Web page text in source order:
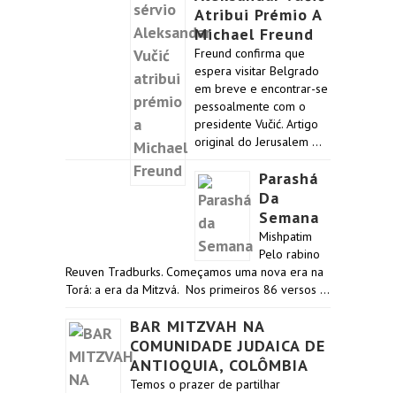
Atribui Prémio A
Michael Freund
Freund confirma que
espera visitar Belgrado
em breve e encontrar-se
pessoalmente com o
presidente Vučić. Artigo
original do Jerusalem …
Parashá
Da
Semana
Mishpatim
Pelo rabino
Reuven Tradburks. Começamos uma nova era na
Torá: a era da Mitzvá. Nos primeiros 86 versos …
BAR MITZVAH NA
COMUNIDADE JUDAICA DE
ANTIOQUIA, COLÔMBIA
Temos o prazer de partilhar